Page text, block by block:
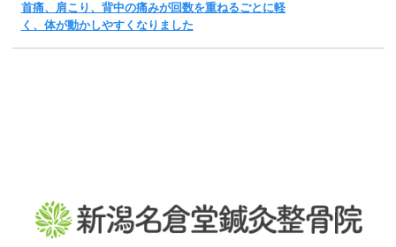
首痛、肩こり、背中の痛みが回数を重ねるごとに軽
く、体が動かしやすくなりました